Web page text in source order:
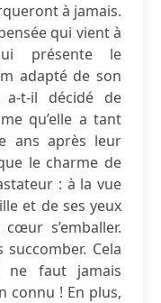
à jamais.
qui vient à
lui présente le
adapté de son
t-il décidé de
qu’elle a tant
ans après leur
le charme de
: à la vue
et de ses yeux
s’emballer.
Cela
faut jamais
connu ! En plus,